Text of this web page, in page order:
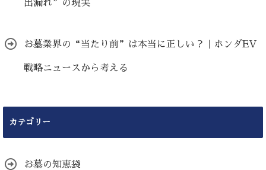
出漏れ”の現実
お墓業界の“当たり前”は本当に正しい？｜ホンダEV
戦略ニュースから考える
カテゴリー
お墓の知恵袋